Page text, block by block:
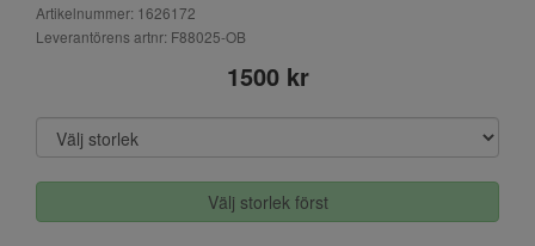
Artikelnummer: 1626172
Leverantörens artnr: F88025-OB
1500 kr
Välj storlek först